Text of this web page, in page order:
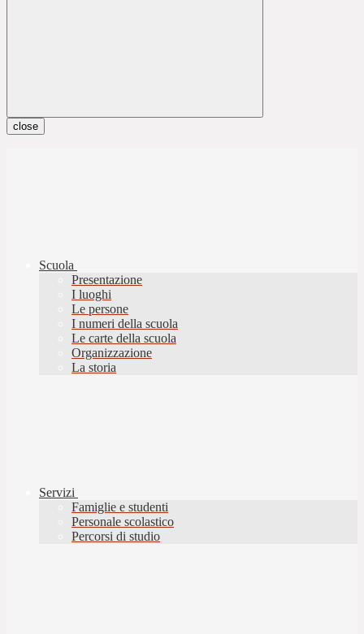
close
Scuola
Presentazione
I luoghi
Le persone
I numeri della scuola
Le carte della scuola
Organizzazione
La storia
Servizi
Famiglie e studenti
Personale scolastico
Percorsi di studio